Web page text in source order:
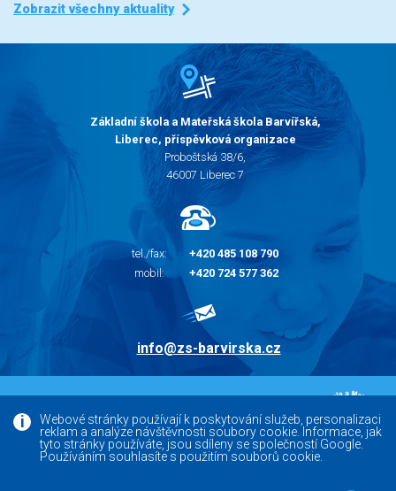
Webové stránky používají k poskytování služeb, personalizaci
reklam a analýze návštěvnosti soubory cookie. Informace, jak
tyto stránky používáte, jsou sdíleny se společností Google.
Používáním souhlasíte s použitím souborů cookie.
Zobrazit všechny aktuality
Základní škola a Mateřská škola Barvířská,
Liberec, příspěvková organizace
Proboštská 38/6,
46007 Liberec 7
tel./fax:
+420 485 108 790
mobil:
+420 724 577 362
info@zs-barvirska.cz
Facebook